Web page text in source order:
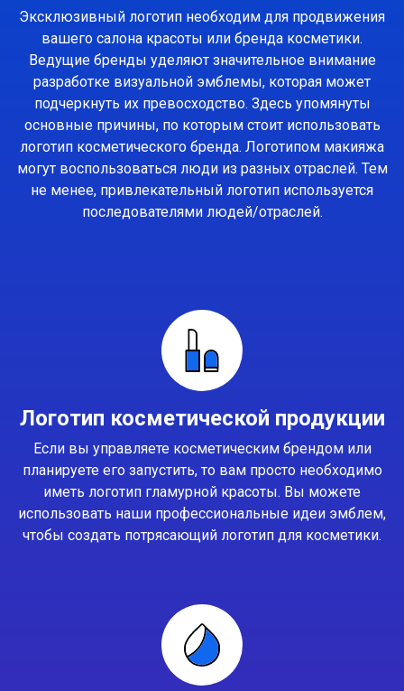
Эксклюзивный логотип необходим для продвижения
вашего салона красоты или бренда косметики.
Ведущие бренды уделяют значительное внимание
разработке визуальной эмблемы, которая может
подчеркнуть их превосходство. Здесь упомянуты
основные причины, по которым стоит использовать
логотип косметического бренда. Логотипом макияжа
могут воспользоваться люди из разных отраслей. Тем
не менее, привлекательный логотип используется
последователями людей/отраслей.
Логотип косметической продукции
Если вы управляете косметическим брендом или
планируете его запустить, то вам просто необходимо
иметь логотип гламурной красоты. Вы можете
использовать наши профессиональные идеи эмблем,
чтобы создать потрясающий логотип для косметики.